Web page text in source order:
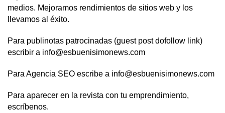
medios. Mejoramos rendimientos de sitios web y los
llevamos al éxito.
Para publinotas patrocinadas (guest post dofollow link)
escribir a info@esbuenisimonews.com
Para Agencia SEO escribe a info@esbuenisimonews.com
Para aparecer en la revista con tu emprendimiento,
escríbenos.